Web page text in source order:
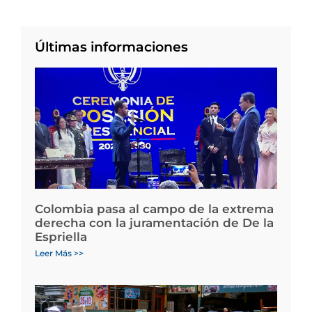
Últimas informaciones
Colombia pasa al campo de la extrema
derecha con la juramentación de De la
Espriella
Leer Más >>